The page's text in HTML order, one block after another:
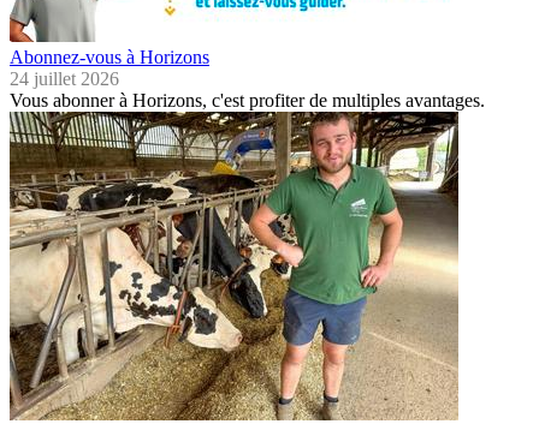
Abonnez-vous à Horizons
24 juillet 2026
Vous abonner à Horizons, c'est profiter de multiples avantages.